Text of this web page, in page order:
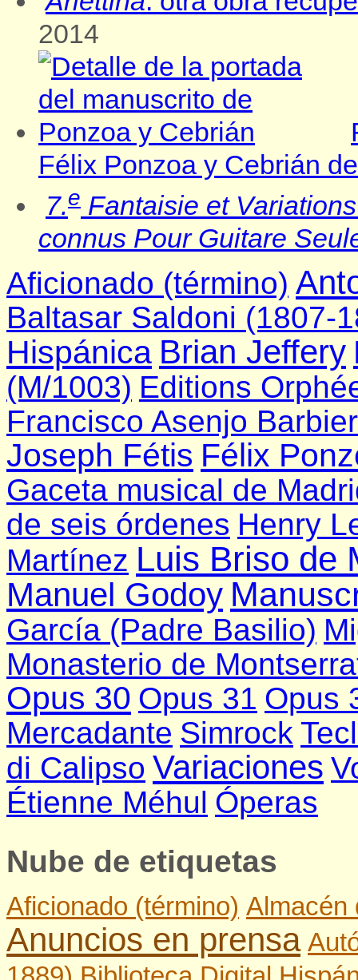
2014
Félix Ponzoa y Cebrián
7.e Fantaisie et
connus Pour Guitare
Aficionado (término)
Baltasar Saldoni (1807-
Hispánica Brian Jeffery
(M/1003) Editions
Francisco Asenjo
Joseph Fétis Félix
Gaceta musical de
de seis órdenes Henry
Martínez Luis Briso de
Manuel Godoy
García (Padre Basilio)
Monasterio de
Opus 30 Opus 31 Opus
Mercadante Simrock
di Calipso Variaciones
Étienne Méhul Óperas
Nube de etiquetas
Aficionado (término) Almacén
Anuncios en prensa